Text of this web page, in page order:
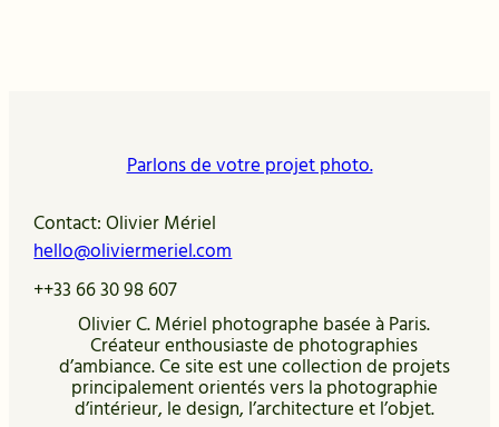
Parlons de votre projet photo.
Contact: Olivier Mériel
hello@oliviermeriel.com
++33 66 30 98 607
Olivier C. Mériel photographe basée à Paris.
Créateur enthousiaste de photographies
d’ambiance. Ce site est une collection de projets
principalement orientés vers la photographie
d’intérieur, le design, l’architecture et l’objet.